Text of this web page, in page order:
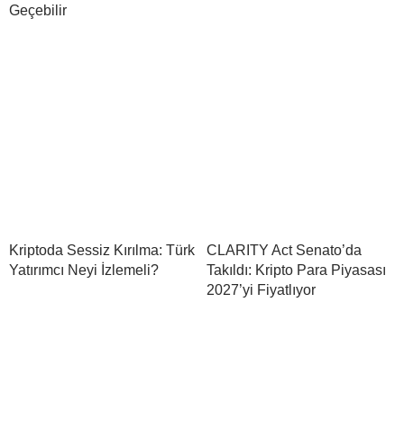
Geçebilir
Kriptoda Sessiz Kırılma: Türk
Yatırımcı Neyi İzlemeli?
CLARITY Act Senato’da
Takıldı: Kripto Para Piyasası
2027’yi Fiyatlıyor